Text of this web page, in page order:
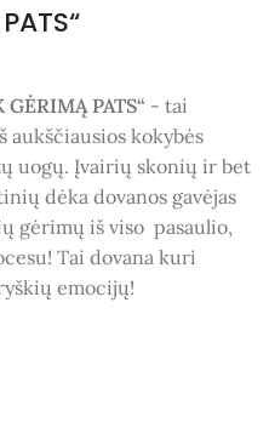
GĖRIMĄ PATS“ - tai
aukščiausios kokybės
uogų. Įvairių skonių ir bet
dėka dovanos gavėjas
gėrimų iš viso pasaulio,
Tai dovana kuri
emocijų!